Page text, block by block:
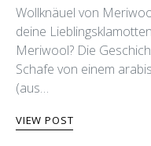
Wollknäuel von
deine
Meriwool? Die
Schafe von einem
(aus…
VIEW POST